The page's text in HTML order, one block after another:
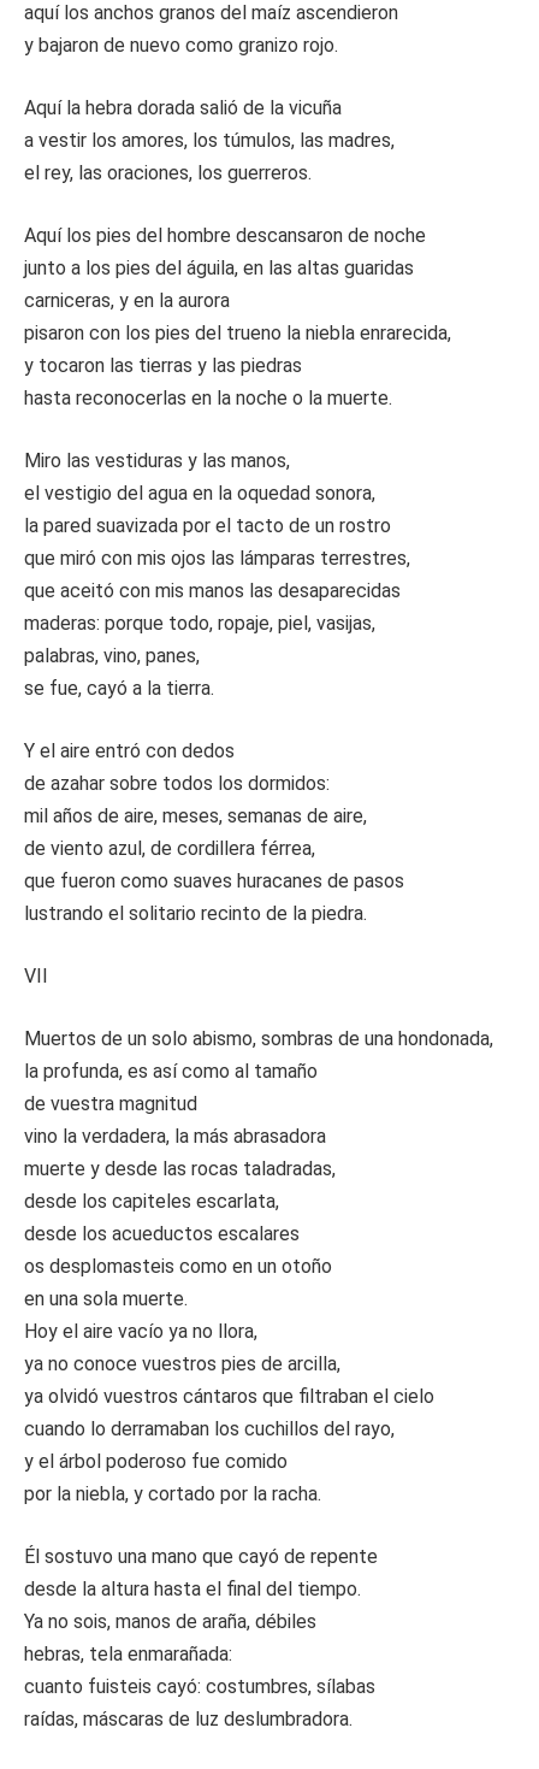
aquí los anchos granos del maíz ascendieron
y bajaron de nuevo como granizo rojo.
Aquí la hebra dorada salió de la vicuña
a vestir los amores, los túmulos, las madres,
el rey, las oraciones, los guerreros.
Aquí los pies del hombre descansaron de noche
junto a los pies del águila, en las altas guaridas
carniceras, y en la aurora
pisaron con los pies del trueno la niebla enrarecida,
y tocaron las tierras y las piedras
hasta reconocerlas en la noche o la muerte.
Miro las vestiduras y las manos,
el vestigio del agua en la oquedad sonora,
la pared suavizada por el tacto de un rostro
que miró con mis ojos las lámparas terrestres,
que aceitó con mis manos las desaparecidas
maderas: porque todo, ropaje, piel, vasijas,
palabras, vino, panes,
se fue, cayó a la tierra.
Y el aire entró con dedos
de azahar sobre todos los dormidos:
mil años de aire, meses, semanas de aire,
de viento azul, de cordillera férrea,
que fueron como suaves huracanes de pasos
lustrando el solitario recinto de la piedra.
VII
Muertos de un solo abismo, sombras de una hondonada,
la profunda, es así como al tamaño
de vuestra magnitud
vino la verdadera, la más abrasadora
muerte y desde las rocas taladradas,
desde los capiteles escarlata,
desde los acueductos escalares
os desplomasteis como en un otoño
en una sola muerte.
Hoy el aire vacío ya no llora,
ya no conoce vuestros pies de arcilla,
ya olvidó vuestros cántaros que filtraban el cielo
cuando lo derramaban los cuchillos del rayo,
y el árbol poderoso fue comido
por la niebla, y cortado por la racha.
Él sostuvo una mano que cayó de repente
desde la altura hasta el final del tiempo.
Ya no sois, manos de araña, débiles
hebras, tela enmarañada:
cuanto fuisteis cayó: costumbres, sílabas
raídas, máscaras de luz deslumbradora.